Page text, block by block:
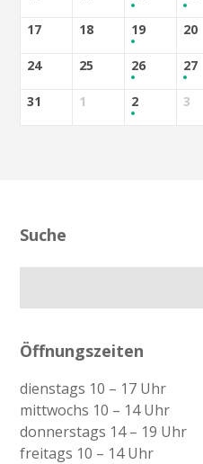
17 18 19 20
24 25 26 27
31 1 2 3
Suche
Öffnungszeiten
dienstags 10 – 17 Uhr
mittwochs 10 – 14 Uhr
donnerstags 14 – 19 Uhr
freitags 10 – 14 Uhr